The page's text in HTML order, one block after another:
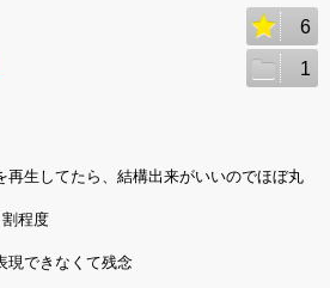
6
1
再生してたら、結構出来がいいのでほぼ丸
程度
現できなくて残念